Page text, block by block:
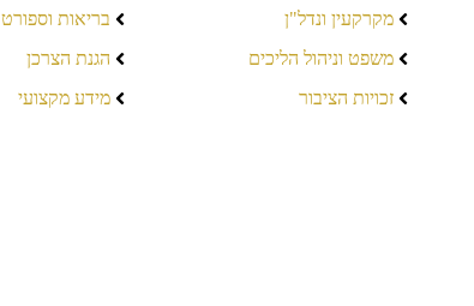
מקרקעין ונדל"ן
משפט וניהול הליכים
זכויות הציבור
בריאות וספורט
הגנת הצרכן
מידע מקצועי